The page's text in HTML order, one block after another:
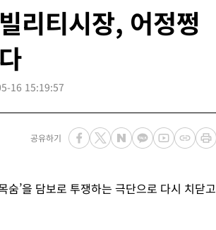
리티시장, 어정쩡
16 15:19:57
공유하기
숨’을 담보로 투쟁하는 극단으로 다시 치닫고